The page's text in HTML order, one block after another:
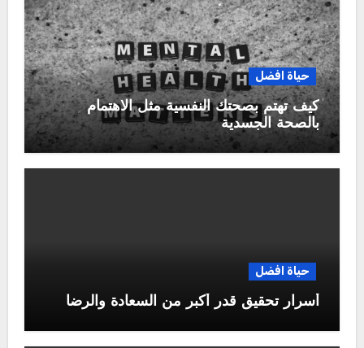
حياة افضل
كيف تهتم بصحتك النفسية مثل الاهتمام
بالصحة الجسدية
حياة افضل
أسرار تحقيق قدر أكبر من السعادة والرضا